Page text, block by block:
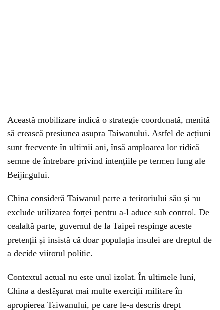
Această mobilizare indică o strategie coordonată, menită
să crească presiunea asupra Taiwanului. Astfel de acțiuni
sunt frecvente în ultimii ani, însă amploarea lor ridică
semne de întrebare privind intențiile pe termen lung ale
Beijingului.
China consideră Taiwanul parte a teritoriului său și nu
exclude utilizarea forței pentru a-l aduce sub control. De
cealaltă parte, guvernul de la Taipei respinge aceste
pretenții și insistă că doar populația insulei are dreptul de
a decide viitorul politic.
Contextul actual nu este unul izolat. În ultimele luni,
China a desfășurat mai multe exerciții militare în
apropierea Taiwanului, pe care le-a descris drept